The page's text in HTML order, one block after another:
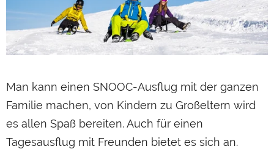
Man kann einen SNOOC-Ausflug mit der ganzen
Familie machen, von Kindern zu Großeltern wird
es allen Spaß bereiten. Auch für einen
Tagesausflug mit Freunden bietet es sich an.